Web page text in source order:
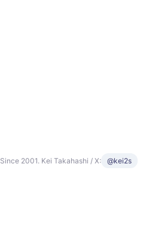
Since 2001. Kei Takahashi / X: @kei2s